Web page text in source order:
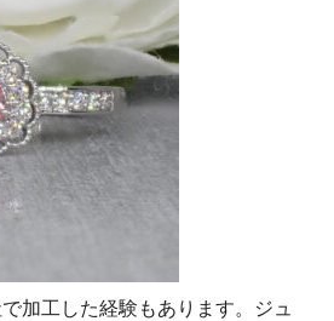
加工した経験もあります。ジュ